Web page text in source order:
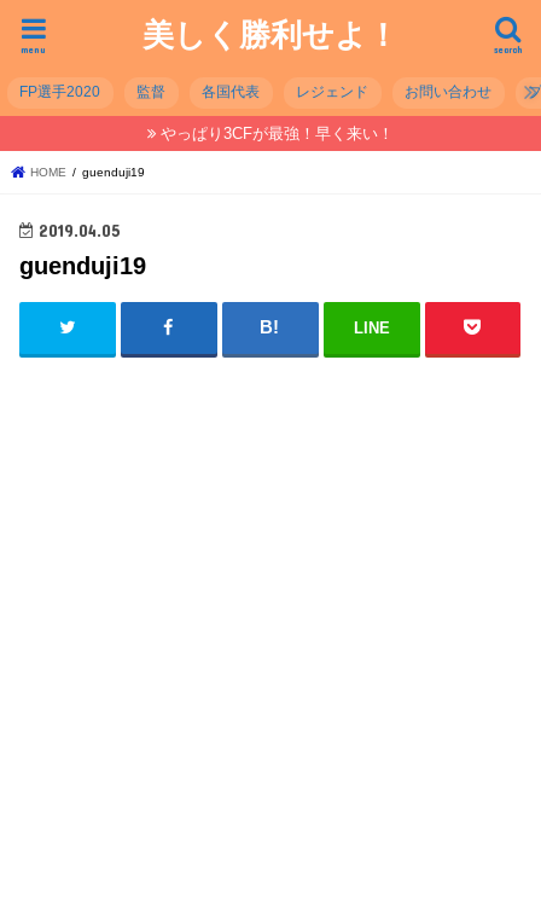
美しく勝利せよ！ search
menu
FP選手2020 監督 各国代表 レジェンド お問い合わせ
やっぱり3CFが最強！早く来い！
HOME guenduji19
2019.04.05
guenduji19
LINE